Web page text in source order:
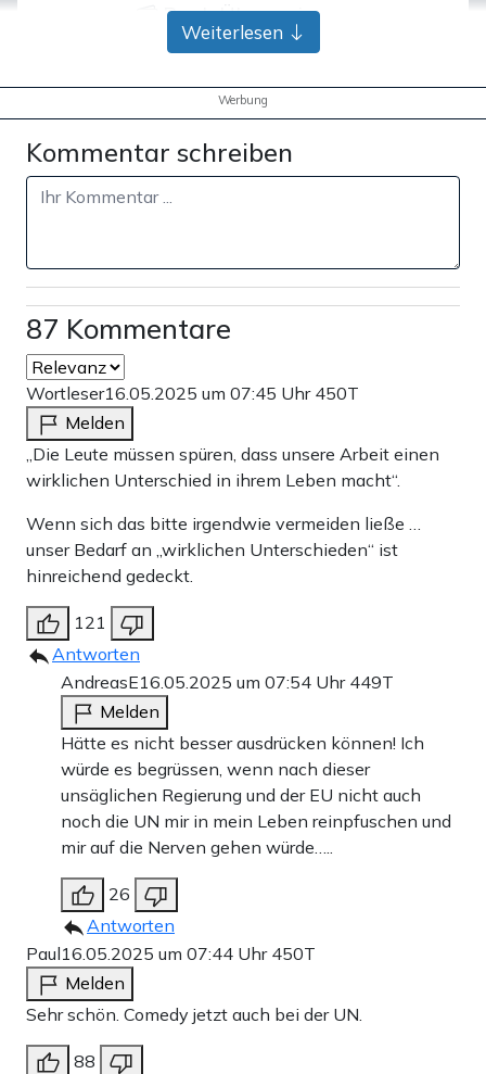
Bank-Überweisung
Weiterlesen
Werbung
Kommentar schreiben
87 Kommentare
Wortleser16.05.2025 um 07:45 Uhr 450T
Melden
„Die Leute müssen spüren, dass unsere Arbeit einen
wirklichen Unterschied in ihrem Leben macht“.
Wenn sich das bitte irgendwie vermeiden ließe …
unser Bedarf an „wirklichen Unterschieden“ ist
hinreichend gedeckt.
121
Antworten
AndreasE16.05.2025 um 07:54 Uhr 449T
Melden
Hätte es nicht besser ausdrücken können! Ich
würde es begrüssen, wenn nach dieser
unsäglichen Regierung und der EU nicht auch
noch die UN mir in mein Leben reinpfuschen und
mir auf die Nerven gehen würde…..
26
Antworten
Paul16.05.2025 um 07:44 Uhr 450T
Melden
Sehr schön. Comedy jetzt auch bei der UN.
88